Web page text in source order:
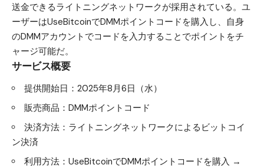
送金できるライトニングネットワークが採用されている。ユ
ーザーはUseBitcoinでDMMポイントコードを購入し、自身
のDMMアカウントでコードを入力することでポイントをチ
ャージ可能だ。
サービス概要
提供開始日：2025年8月6日（水）
販売商品：DMMポイントコード
決済方法：ライトニングネットワークによるビットコイ
ン決済
利用方法：UseBitcoinでDMMポイントコードを購入 →